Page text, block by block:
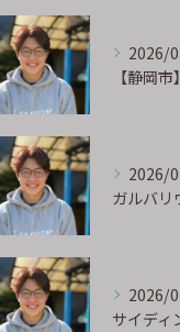
2026/
2026/
2026/